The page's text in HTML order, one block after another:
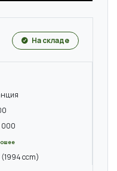
На складе
000
(1994 ccm)